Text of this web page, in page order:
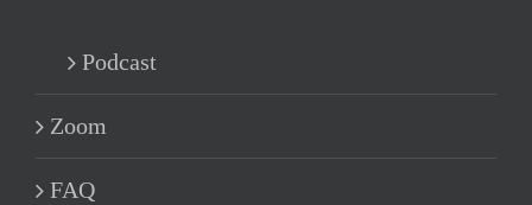
Podcast
Zoom
FAQ